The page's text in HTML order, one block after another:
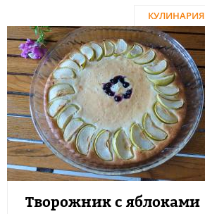
КУЛИНАРИЯ
Творожник с яблоками